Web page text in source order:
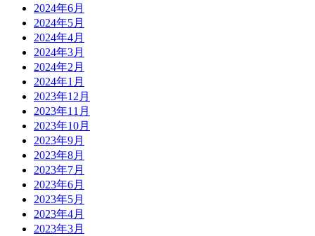
2024年6月
2024年5月
2024年4月
2024年3月
2024年2月
2024年1月
2023年12月
2023年11月
2023年10月
2023年9月
2023年8月
2023年7月
2023年6月
2023年5月
2023年4月
2023年3月